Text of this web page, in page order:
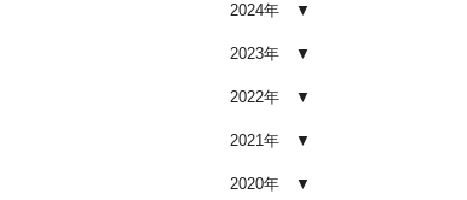
車内クリーニング業者の選び方｜
つのポイント
2026.02.02
果を感じない人が見落としている3
つの原因
2024年
2023年
2022年
2021年
2020年